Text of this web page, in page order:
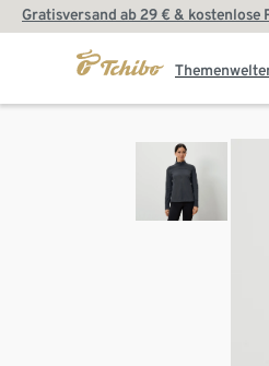
Gratisversand ab 29 € & kostenlose